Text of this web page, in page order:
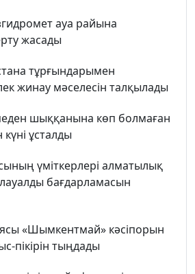
ауа райына
жасады
тұрғындарымен
жинау мәселесін талқылады
шыққанына көп болмаған
ұсталды
үміткерлері алматылық
бағдарламасын
«Шымкентмай» кәсіпорын
пікірін тыңдады